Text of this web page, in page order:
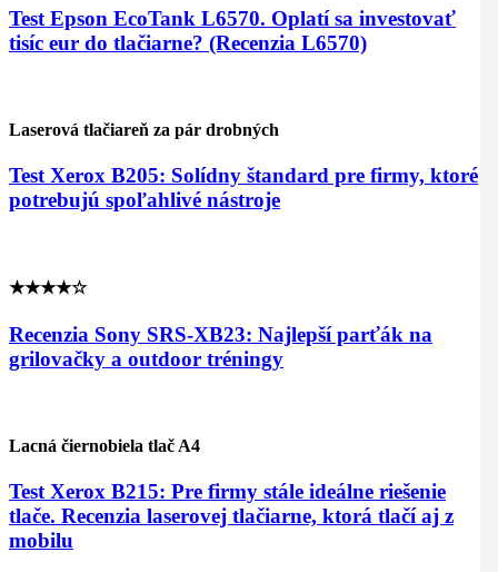
Test Epson EcoTank L6570. Oplatí sa investovať
tisíc eur do tlačiarne? (Recenzia L6570)
Laserová tlačiareň za pár drobných
Test Xerox B205: Solídny štandard pre firmy, ktoré
potrebujú spoľahlivé nástroje
★★★★☆
Recenzia Sony SRS-XB23: Najlepší parťák na
grilovačky a outdoor tréningy
Lacná čiernobiela tlač A4
Test Xerox B215: Pre firmy stále ideálne riešenie
tlače. Recenzia laserovej tlačiarne, ktorá tlačí aj z
mobilu